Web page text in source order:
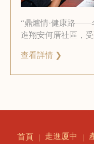
“鼎爐情·健康路——
進翔安何厝社區，
查看詳情 ❯
首頁 走進厦中